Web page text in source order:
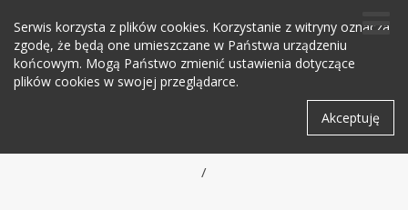
Serwis korzysta z plików cookies. Korzystanie z witryny oznacza
zgodę, że będą one umieszczane w Państwa urządzeniu
końcowym. Mogą Państwo zmienić ustawienia dotyczące
plików cookies w swojej przeglądarce.
Akceptuję
/